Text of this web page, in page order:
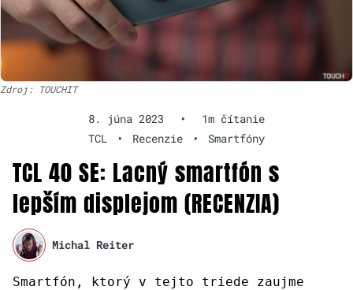
Zdroj: TOUCHIT
8. júna 2023 •
1m čítanie
TCL
• Recenzie • Smartfóny
TCL 40 SE: Lacný smartfón s
lepším displejom (RECENZIA)
Michal Reiter
Smartfón, ktorý v tejto triede zaujme